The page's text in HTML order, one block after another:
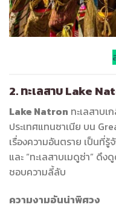
2. ทะเลสาบ Lake
Lake Natron ทะเลสาบ
ประเทศแทนซาเนีย บน
เรื่องความอันตราย เป็นที่รู้
และ “ทะเลสาบเมดูซ่า” ดึ
ชอบความลี้ลับ
ความงามอันน่าพิศวง